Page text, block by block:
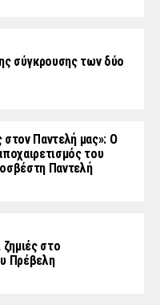
σύγκρουσης των δύο
στον Παντελή μας»: Ο
του
Παντελή
ζημιές στο
Πρέβελη